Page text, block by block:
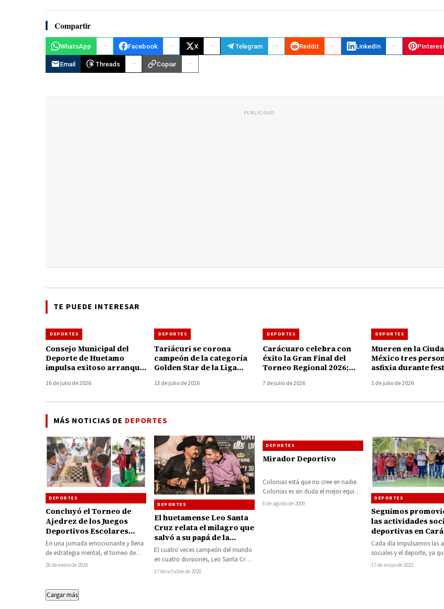
Compartir
WhatsApp Facebook X Telegram Reddit LinkedIn
Email Threads Copiar
PUBLICIDAD
TE PUEDE INTERESAR
DEPORTES
Consejo Municipal del
Deporte de Huetamo
impulsa exitoso arranque
Polideportivo 2026
16 de julio de 2026
DEPORTES
Tariácuri se corona
campeón de la categoría
Golden Star de la Liga
13 de julio de 2026
DEPORTES
Carácuaro celebra con
éxito la Gran Final del
Torneo Regional 2026;
como motor de unidad
7 de julio de 2026
DEPORTES
Mueren en la
México tres
asfixia durante
Selección en el
1 de julio de 2026
MÁS NOTICIAS DE DEPORTES
DEPORTES
Concluyó el Torneo de
Ajedrez de los Juegos
Deportivos Escolares
2023-2024 en Huetamo
En una jornada emocionante y llena
de estrategia mental, el torneo de
ajedrez que formó parte de los…
26 de enero de 2024
DEPORTES
El huetamense Leo Santa
Cruz relata el milagro que
salvó a su papá de la
muerte ante el COVID-19
El cuatro veces campeón del mundo
en cuatro divisiones, Leo Santa Cruz
(37-1-1, 19 KOs), enfrentará en
17 de octubre de 2020
DEPORTES
Mirador Deportivo
Colonias está que no cree en nadie.
Colonias es sin duda el mejor equipo
del Torneo de Barrios,…
8 de agosto de 2009
DEPORTES
Seguimos
las actividades
deportivas en
con el
infraestructura:
Reynaldo Gómez
Cada día impulsamos las
sociales y el deporte, ya
parte de nuestros ejes y
17 de mayo de 2022
Cargar más